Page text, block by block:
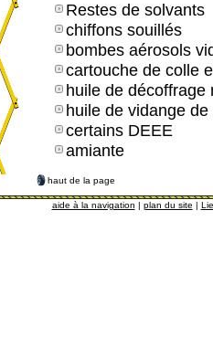
Restes de solvants
chiffons souillés
bombes aérosols
cartouche de colle
huile de décoffrage
huile de vidange
certains DEEE
amiante
haut de la page
aide à la navigation | plan du site |